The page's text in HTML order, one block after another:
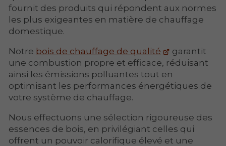
fournit des produits qui répondent aux normes
les plus exigeantes en matière de chauffage
domestique.
Notre bois de chauffage de qualité
garantit
une combustion propre et efficace, réduisant
ainsi les émissions polluantes tout en
optimisant les performances énergétiques de
votre système de chauffage.
Nous effectuons une sélection rigoureuse des
essences de bois, en privilégiant celles qui
offrent un pouvoir calorifique élevé et une